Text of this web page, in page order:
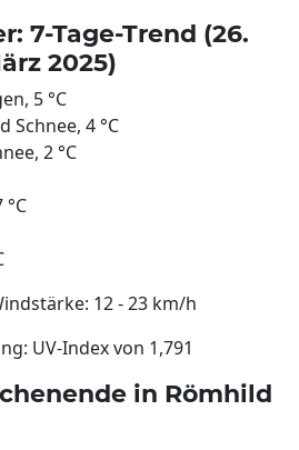
7-Tage-Trend (26.
2025)
5 °C
Schnee, 4 °C
2 °C
12 - 23 km/h
UV-Index von 1,791
in Römhild